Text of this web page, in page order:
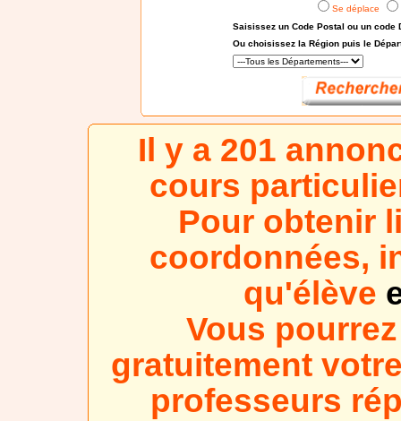
Se déplace
Saisissez un Code Postal ou un code
Ou choisissezla Région puis le
Il y a 201
cours
Pour obtenir
coordonnées,
qu'élève
Vous
gratuitement
professeurs